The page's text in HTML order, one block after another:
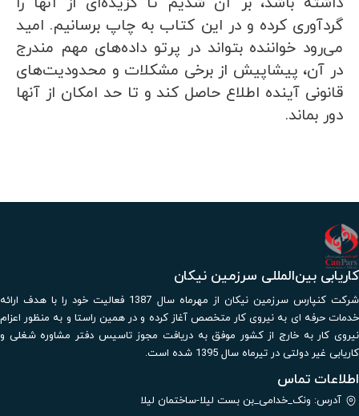
گردآوری کرده و در این کتاب به چاپ برسانیم. امید
می‌رود خواننده بتواند در پرتو داده‌های مهم مندرج
در آن، پیشاپیش از برخی مشکلات و محدودیت‌های
قانونی آینده اطلاع حاصل کند و تا حد امکان از آنها
دور بماند.
کاریابی بین‌المللی سرزمین نیکان
شرکت کنپارس سرزمین نیکان از مهرماه سال 1387 فعالیت خود را با هدف ارائه
خدمات حرفه ای به نیروی کار متخصص آغاز کرده و در همین راستا و به منظور اعزام
نیروی کار به خارج از کشور موفق به دریافت مجوز تاسیس دفتر مشاوره شغلی و
کاریابی غیر دولتی در تیرماه سال 1395 شده است.
اطلاعات تماس
آدرس: ونک_خدامی_بن بست لیلا-ساختمان لیلا